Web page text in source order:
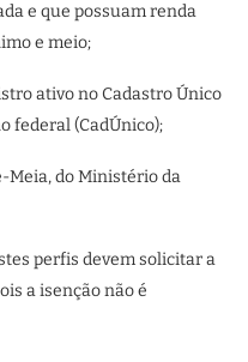
e que possuam renda
e meio;
ativo no Cadastro Único
federal (CadÚnico);
Meia, do Ministério da
perfis devem solicitar a
a isenção não é